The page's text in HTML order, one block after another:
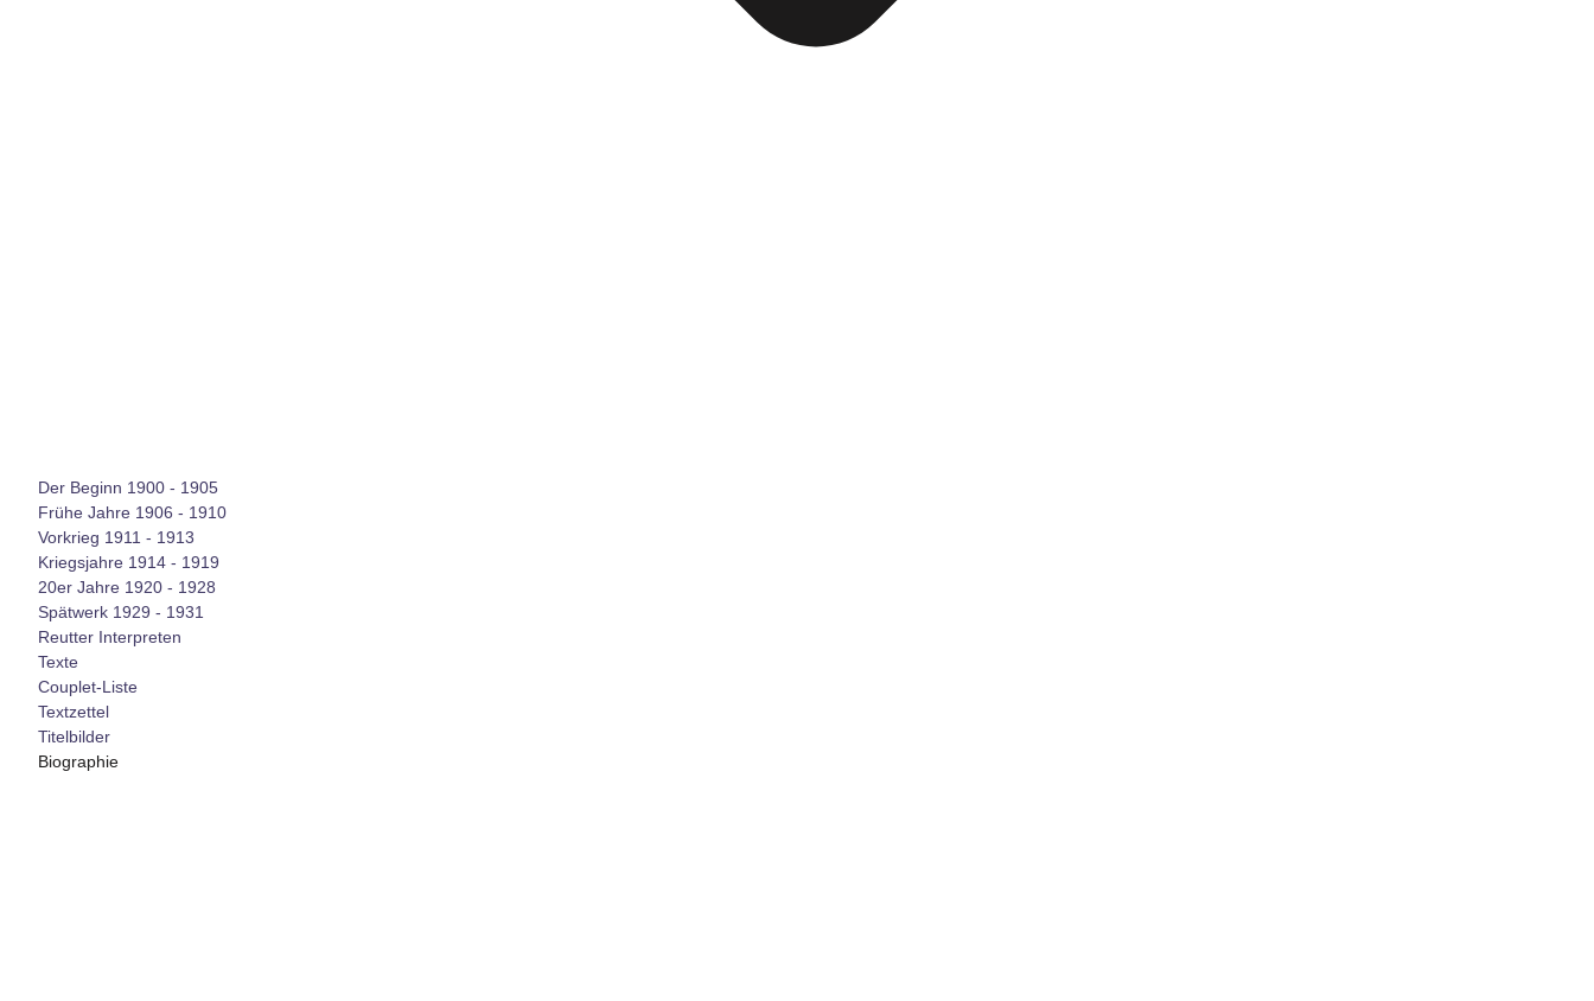
Der Beginn 1900 - 1905
Frühe Jahre 1906 - 1910
Vorkrieg 1911 - 1913
Kriegsjahre 1914 - 1919
20er Jahre 1920 - 1928
Spätwerk 1929 - 1931
Reutter Interpreten
Texte
Couplet-Liste
Textzettel
Titelbilder
Biographie